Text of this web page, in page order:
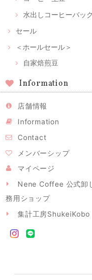
水出しコーヒーバッ
セール
＜ホールセール＞
自家焙煎豆
Information
店舗情報
Information
Contact
メンバーシップ
マイページ
Nene Coffee 公式卸
務用ショップ
集計工房ShukeiKobo